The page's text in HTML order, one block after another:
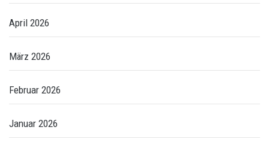
April 2026
März 2026
Februar 2026
Januar 2026